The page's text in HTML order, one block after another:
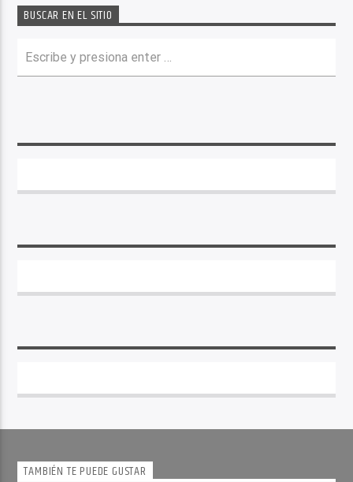
BUSCAR EN EL SITIO
TAMBIÉN TE PUEDE GUSTAR